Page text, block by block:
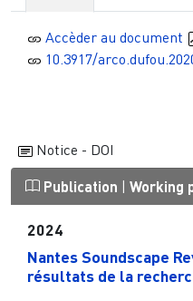
Accèder au document
10.3917/
Notice - DOI
Publication | Working
2024
Nantes Soundscape
résultats de la